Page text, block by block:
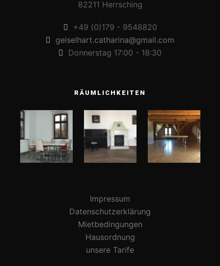
82211 Herrsching
+49 (0)179 - 9548820
geiselhart.catharina@gmail.com
Donnerstag 17:00 - 18:30
RÄUMLICHKEITEN
Impressum
Datenschutzerklärung
Mietbedingungen
Hausordnung
unsere Tarife